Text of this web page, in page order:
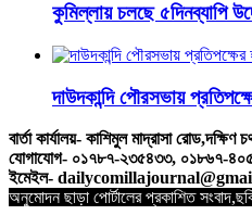
কুমিল্লায় চলছে ৫দিনব্যাপি
দাউদকান্দি পৌরসভায়
বার্তা কার্যালয়- কাশিমুল মাদ্রাসা রোড,দক্ষিণ
যোগাযোগ- ০১৭৮৭-২৩৫৪৩৩, ০১৮৬৭-
ইমেইল-
অনুমোদন ছাড়া পোর্টালের প্রকাশিত